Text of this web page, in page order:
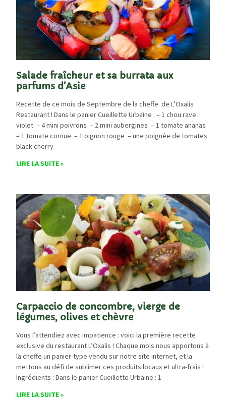
Salade fraîcheur et sa burrata aux
parfums d’Asie
Recette de ce mois de Septembre de la cheffe de L’Oxalis
Restaurant ! Dans le panier Cueillette Urbaine : – 1 chou rave
violet – 4 mini poivrons – 2 mini aubergines – 1 tomate ananas
– 1 tomate cornue – 1 oignon rouge – une poignée de tomates
black cherry
LIRE LA SUITE »
Carpaccio de concombre, vierge de
légumes, olives et chèvre
Vous l’attendiez avec impatience : voici la première recette
exclusive du restaurant L’Oxalis ! Chaque mois nous apportons à
la cheffe un panier-type vendu sur notre site internet, et la
mettons au défi de sublimer ces produits locaux et ultra-frais !
Ingrédients : Dans le panier Cueillette Urbaine : 1
LIRE LA SUITE »